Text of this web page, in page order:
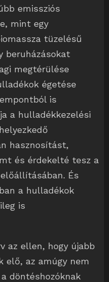
emissziós
mint egy
tüzelésű
beruházásokat
megtérülése
égetése
is
a hulladékkezelési
hasznosítást,
és érdekelté tesz a
És
a hulladékok
is
az ellen, hogy újabb
elő, az amúgy nem
döntéshozóknak